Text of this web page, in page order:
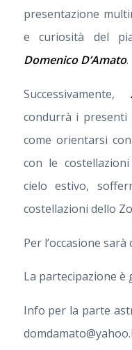
presentazione
e curiosità del
Domenico D’Amato.
Successivamente,
condurrà i presenti
come orientarsi
con le
cielo estivo,
costellazioni dello
Per l’occasione
La partecipazione è
Info per la parte